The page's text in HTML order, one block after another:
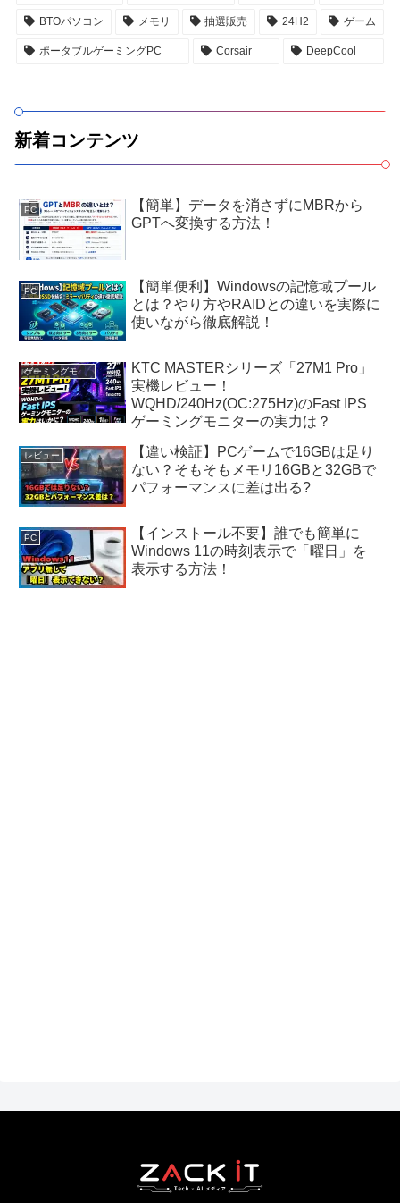
BTOパソコン メモリ 抽選販売 24H2 ゲーム
ポータブルゲーミングPC Corsair DeepCool
新着コンテンツ
PC
【簡単】データを消さずにMBRから
GPTへ変換する方法！
PC
【簡単便利】Windowsの記憶域プール
とは？やり方やRAIDとの違いを実際に
使いながら徹底解説！
ゲーミングモニター
KTC MASTERシリーズ「27M1 Pro」
実機レビュー！
WQHD/240Hz(OC:275Hz)のFast IPS
ゲーミングモニターの実力は？
レビュー
【違い検証】PCゲームで16GBは足り
ない？そもそもメモリ16GBと32GBで
パフォーマンスに差は出る?
PC
【インストール不要】誰でも簡単に
Windows 11の時刻表示で「曜日」を
表示する方法！